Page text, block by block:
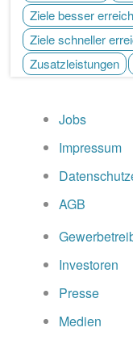
Ziele besser
Ziele schneller
Zusatzleistungen
Jobs
Impressum
AGB
Investoren
Presse
Medien